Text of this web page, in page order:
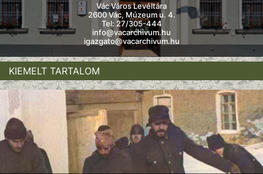
Vác Város Levéltára
2600 Vác, Múzeum u. 4.
Tel: 27/305-444
info@vacarchivum.hu
igazgato@vacarchivum.hu
KIEMELT TARTALOM